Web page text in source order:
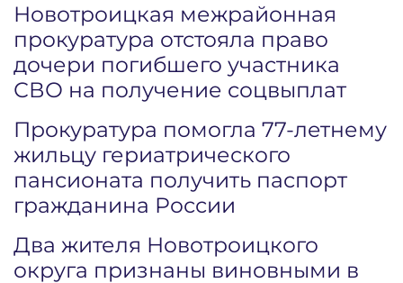
Новотроицкая межрайонная
прокуратура отстояла право
дочери погибшего участника
СВО на получение соцвыплат
Прокуратура помогла 77-летнему
жильцу гериатрического
пансионата получить паспорт
гражданина России
Два жителя Новотроицкого
округа признаны виновными в